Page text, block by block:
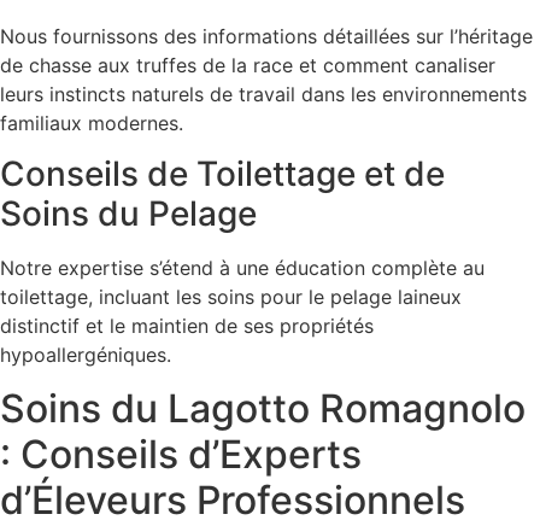
Nous fournissons des informations détaillées sur l’héritage
de chasse aux truffes de la race et comment canaliser
leurs instincts naturels de travail dans les environnements
familiaux modernes.
Conseils de Toilettage et de
Soins du Pelage
Notre expertise s’étend à une éducation complète au
toilettage, incluant les soins pour le pelage laineux
distinctif et le maintien de ses propriétés
hypoallergéniques.
Soins du Lagotto Romagnolo
: Conseils d’Experts
d’Éleveurs Professionnels